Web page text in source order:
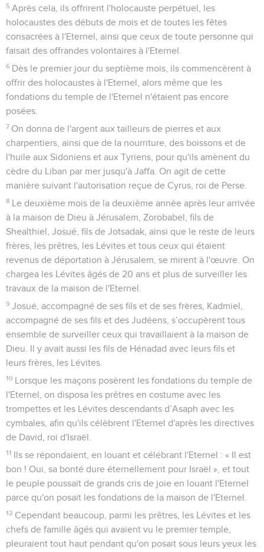
5 Après cela, ils offrirent l'holocauste perpétuel, les
holocaustes des débuts de mois et de toutes les fêtes
consacrées à l'Eternel, ainsi que ceux de toute personne qui
faisait des offrandes volontaires à l'Eternel.
6 Dès le premier jour du septième mois, ils commencèrent à
offrir des holocaustes à l'Eternel, alors même que les
fondations du temple de l'Eternel n'étaient pas encore
posées.
7 On donna de l'argent aux tailleurs de pierres et aux
charpentiers, ainsi que de la nourriture, des boissons et de
l'huile aux Sidoniens et aux Tyriens, pour qu'ils amènent du
cèdre du Liban par mer jusqu'à Jaffa. On agit de cette
manière suivant l'autorisation reçue de Cyrus, roi de Perse.
8 Le deuxième mois de la deuxième année après leur arrivée
à la maison de Dieu à Jérusalem, Zorobabel, fils de
Shealthiel, Josué, fils de Jotsadak, ainsi que le reste de leurs
frères, les prêtres, les Lévites et tous ceux qui étaient
revenus de déportation à Jérusalem, se mirent à l'œuvre. On
chargea les Lévites âgés de 20 ans et plus de surveiller les
travaux de la maison de l'Eternel.
9 Josué, accompagné de ses fils et de ses frères, Kadmiel,
accompagné de ses fils et des Judéens, s’occupèrent tous
ensemble de surveiller ceux qui travaillaient à la maison de
Dieu. Il y avait aussi les fils de Hénadad avec leurs fils et
leurs frères, les Lévites.
10 Lorsque les maçons posèrent les fondations du temple de
l'Eternel, on disposa les prêtres en costume avec les
trompettes et les Lévites descendants d’Asaph avec les
cymbales, afin qu'ils célèbrent l'Eternel d'après les directives
de David, roi d'Israël.
11 Ils se répondaient, en louant et célébrant l'Eternel : « Il est
bon ! Oui, sa bonté dure éternellement pour Israël », et tout
le peuple poussait de grands cris de joie en louant l'Eternel
parce qu'on posait les fondations de la maison de l'Eternel.
12 Cependant beaucoup, parmi les prêtres, les Lévites et les
chefs de famille âgés qui avaient vu le premier temple,
pleuraient tout haut pendant qu'on posait sous leurs yeux les